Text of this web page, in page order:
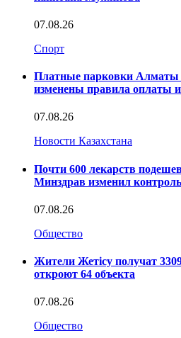
07.08.26
Спорт
Платные парковки Алматы
изменены правила оплаты
07.08.26
Новости Казахстана
Почти 600 лекарств
Минздрав изменил
07.08.26
Общество
Жители Жетісу получат
откроют 64 объекта
07.08.26
Общество